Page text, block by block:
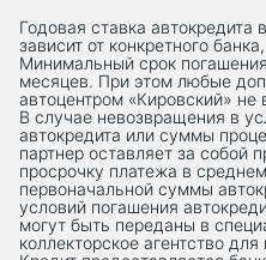
Годовая ставка автокредита
зависит от конкретного
Минимальный срок
месяцев. При этом любые
автоцентром «Кировский» не
В случае невозвращения в
автокредита или суммы
партнер оставляет за собой
просрочку платежа в
первоначальной суммы
условий погашения
могут быть переданы в
коллекторское агентство